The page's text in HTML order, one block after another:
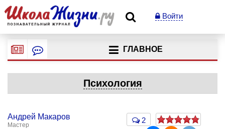
Войти
ГЛАВНОЕ
Психология
Андрей Макаров
Мастер
2